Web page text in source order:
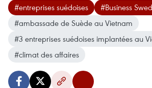
#entreprises suédoises
#Business
#ambassade de Suède au Vietnam
#3 entreprises suédoises implantées au
#climat des affaires